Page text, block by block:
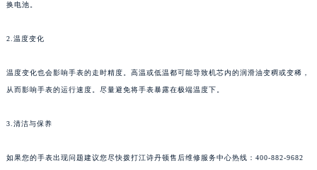
换电池。
2.温度变化
温度变化也会影响手表的走时精度。高温或低温都可能导致机芯内的润滑油变稠或变稀，
从而影响手表的运行速度。尽量避免将手表暴露在极端温度下。
3.清洁与保养
如果您的手表出现问题建议您尽快拨打江诗丹顿售后维修服务中心热线：400-882-9682